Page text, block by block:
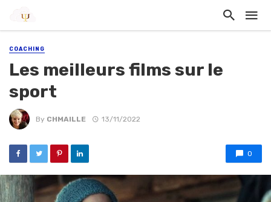
COACHING
Les meilleurs films sur le
sport
By CHMAILLE 13/11/2022
0